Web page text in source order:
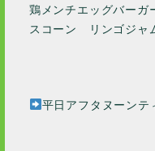
鶏メンチエッグバーガ
スコーン リンゴジャ
平日アフタヌーンテ